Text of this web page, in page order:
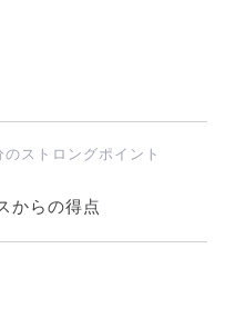
ストロングポイント
からの得点